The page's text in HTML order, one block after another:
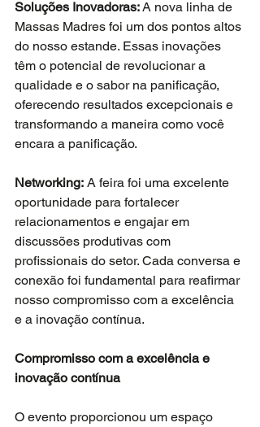
Soluções Inovadoras: A nova linha de
Massas Madres foi um dos pontos altos
do nosso estande. Essas inovações
têm o potencial de revolucionar a
qualidade e o sabor na panificação,
oferecendo resultados excepcionais e
transformando a maneira como você
encara a panificação.
Networking: A feira foi uma excelente
oportunidade para fortalecer
relacionamentos e engajar em
discussões produtivas com
profissionais do setor. Cada conversa e
conexão foi fundamental para reafirmar
nosso compromisso com a excelência
e a inovação contínua.
Compromisso com a excelência e
inovação contínua
O evento proporcionou um espaço